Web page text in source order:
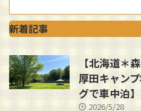
新着記事
【北海道＊
厚田キャン
グで車中泊】
2026/5/28